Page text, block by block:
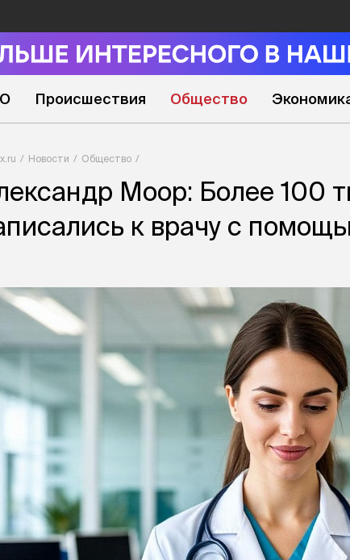
Происшествия Общество
Новости Общество
Моор: Более 100
к врачу с